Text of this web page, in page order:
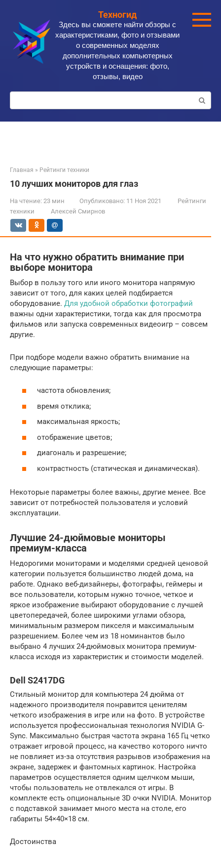
контенту
Техногид
Здесь вы сможете найти обзоры с
характеристиками, фото и отзывами
о современных моделях
дополнительных компьютерных
устройств и оснащения: фото,
отзывы, видео
Поиск:
Главная » Рейтинги техники
10 лучших мониторов для глаз
На чтение: 23 мин Опубликовано: 11 Ноя 2021
Рейтинги
техники
Алексей Смирнов
На что нужно обратить внимание при
выборе монитора
Выбор в пользу того или иного монитора напрямую
зависит от того, для каких целей подбирается
оборудование. Для удобной обработки фотографий
важны одни характеристики, тогда как для просмотра
фильмов или запуска современных видеоигр – совсем
другие.
При подборе модели важно обратить внимание на
следующие параметры:
частота обновления;
время отклика;
максимальная яркость;
отображение цветов;
диагональ и разрешение;
контрастность (статическая и динамическая).
Некоторые параметры более важны, другие менее. Все
зависит от потребностей пользователя и условий
эксплуатации.
Лучшие 24-дюймовые мониторы
премиум-класса
Недорогими мониторами и моделями средней ценовой
категории пользуется большинство людей дома, на
работе. Однако веб-дизайнеры, фотографы, геймеры и
все пользователи, которым нужно точное, четкое и
яркое изображение выбирают оборудование с лучшей
цветопередачей, более широкими углами обзора,
минимальным размером пикселя и максимальным
разрешением. Более чем из 18 номинантов было
выбрано 4 лучших 24-дюймовых монитора премиум-
класса исходя из характеристик и стоимости моделей.
Dell S2417DG
Стильный монитор для компьютера 24 дюйма от
надежного производителя понравится ценителям
четкого изображения в игре или на фото. В устройстве
используется профессиональная технология NVIDIA G-
Sync. Максимально быстрая частота экрана 165 Гц четко
отражает игровой процесс, на качество которого ничто
не повлияет из-за отсутствия разрывов изображения на
экране, задержек и фантомных картинок. Настройка
параметров осуществляется одним щелчком мыши,
чтобы пользователь не отвлекался от игры. В
комплекте есть опциональные 3D очки NVIDIA. Монитор
с подставкой занимает много места на столе, его
габариты 54×40×18 см.
Достоинства